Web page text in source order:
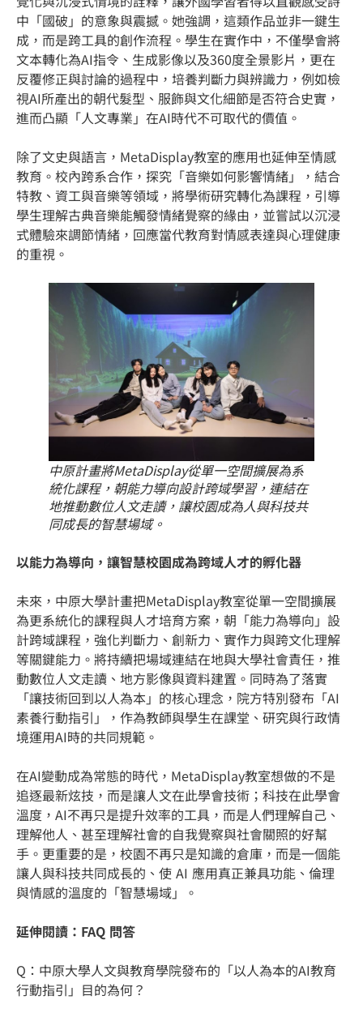
中「國破」的意象與震撼。她強調，這類作品並非一鍵生
成，而是跨工具的創作流程。學生在實作中，不僅學會將
文本轉化為AI指令、生成影像以及360度全景影片，更在
反覆修正與討論的過程中，培養判斷力與辨識力，例如檢
視AI所產出的朝代髮型、服飾與文化細節是否符合史實，
進而凸顯「人文專業」在AI時代不可取代的價值。
除了文史與語言，MetaDisplay教室的應用也延伸至情感
教育。校內跨系合作，探究「音樂如何影響情緒」，結合
特教、資工與音樂等領域，將學術研究轉化為課程，引導
學生理解古典音樂能觸發情緒覺察的緣由，並嘗試以沉浸
式體驗來調節情緒，回應當代教育對情感表達與心理健康
的重視。
中原計畫將MetaDisplay從單一空間擴展為系
統化課程，朝能力導向設計跨域學習，連結在
地推動數位人文走讀，讓校園成為人與科技共
同成長的智慧場域。
以能力為導向，讓智慧校園成為跨域人才的孵化器
未來，中原大學計畫把MetaDisplay教室從單一空間擴展
為更系統化的課程與人才培育方案，朝「能力為導向」設
計跨域課程，強化判斷力、創新力、實作力與跨文化理解
等關鍵能力。將持續把場域連結在地與大學社會責任，推
動數位人文走讀、地方影像與資料建置。同時為了落實
「讓技術回到以人為本」的核心理念，院方特別發布「AI
素養行動指引」，作為教師與學生在課堂、研究與行政情
境運用AI時的共同規範。
在AI變動成為常態的時代，MetaDisplay教室想做的不是
追逐最新炫技，而是讓人文在此學會技術；科技在此學會
溫度，AI不再只是提升效率的工具，而是人們理解自己、
理解他人、甚至理解社會的自我覺察與社會關照的好幫
手。更重要的是，校園不再只是知識的倉庫，而是一個能
讓人與科技共同成長的、使 AI 應用真正兼具功能、倫理
與情感的溫度的「智慧場域」。
延伸閱讀：FAQ 問答
Q：中原大學人文與教育學院發布的「以人為本的AI教育
行動指引」目的為何？